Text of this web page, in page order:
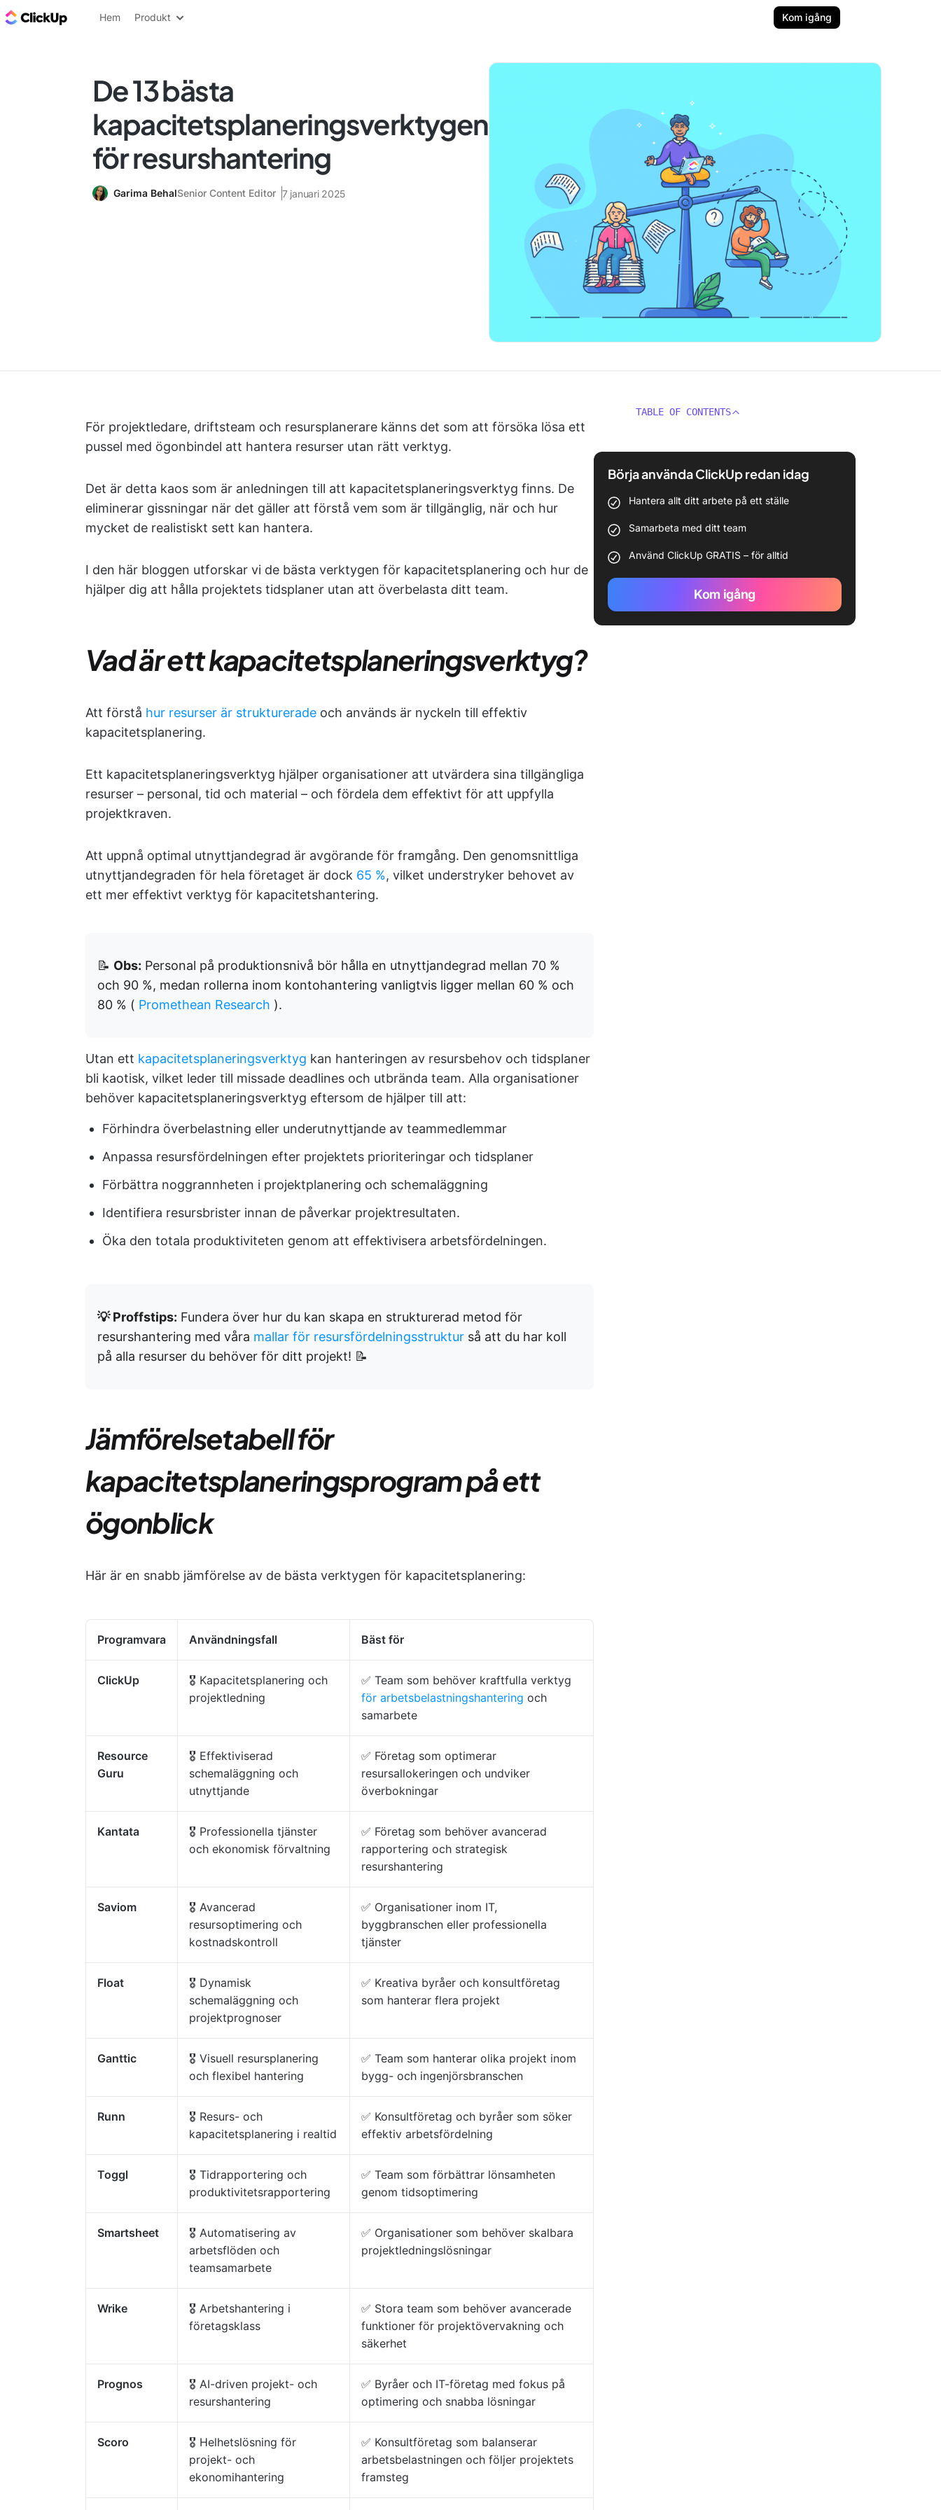
ClickUp-bloggen
Hem Produkt Kom igång
De 13 bästa
kapacitetsplaneringsverktygen
för resurshantering
Garima BehalSenior Content Editor 7 januari 2025
För projektledare, driftsteam och resursplanerare känns det som att försöka lösa ett
pussel med ögonbindel att hantera resurser utan rätt verktyg.
Det är detta kaos som är anledningen till att kapacitetsplaneringsverktyg finns. De
eliminerar gissningar när det gäller att förstå vem som är tillgänglig, när och hur
mycket de realistiskt sett kan hantera.
I den här bloggen utforskar vi de bästa verktygen för kapacitetsplanering och hur de
hjälper dig att hålla projektets tidsplaner utan att överbelasta ditt team.
Vad är ett kapacitetsplaneringsverktyg?
Att förstå hur resurser är strukturerade och används är nyckeln till effektiv
kapacitetsplanering.
Ett kapacitetsplaneringsverktyg hjälper organisationer att utvärdera sina tillgängliga
resurser – personal, tid och material – och fördela dem effektivt för att uppfylla
projektkraven.
Att uppnå optimal utnyttjandegrad är avgörande för framgång. Den genomsnittliga
utnyttjandegraden för hela företaget är dock 65 %, vilket understryker behovet av
ett mer effektivt verktyg för kapacitetshantering.
📝 Obs: Personal på produktionsnivå bör hålla en utnyttjandegrad mellan 70 %
och 90 %, medan rollerna inom kontohantering vanligtvis ligger mellan 60 % och
80 % ( Promethean Research ).
Utan ett kapacitetsplaneringsverktyg kan hanteringen av resursbehov och tidsplaner
bli kaotisk, vilket leder till missade deadlines och utbrända team. Alla organisationer
behöver kapacitetsplaneringsverktyg eftersom de hjälper till att:
Förhindra överbelastning eller underutnyttjande av teammedlemmar
Anpassa resursfördelningen efter projektets prioriteringar och tidsplaner
Förbättra noggrannheten i projektplanering och schemaläggning
Identifiera resursbrister innan de påverkar projektresultaten.
Öka den totala produktiviteten genom att effektivisera arbetsfördelningen.
💡 Proffstips: Fundera över hur du kan skapa en strukturerad metod för
resurshantering med våra mallar för resursfördelningsstruktur så att du har koll
på alla resurser du behöver för ditt projekt! 📝
Jämförelsetabell för
kapacitetsplaneringsprogram på ett
ögonblick
Här är en snabb jämförelse av de bästa verktygen för kapacitetsplanering:
Programvara Användningsfall Bäst för
ClickUp
🎖️ Kapacitetsplanering och
projektledning
✅ Team som behöver kraftfulla verktyg
för arbetsbelastningshantering och
samarbete
Resource
Guru
🎖️ Effektiviserad
schemaläggning och
utnyttjande
✅ Företag som optimerar
resursallokeringen och undviker
överbokningar
Kantata
🎖️ Professionella tjänster
och ekonomisk förvaltning
✅ Företag som behöver avancerad
rapportering och strategisk
resurshantering
Saviom
🎖️ Avancerad
resursoptimering och
kostnadskontroll
✅ Organisationer inom IT,
byggbranschen eller professionella
tjänster
Float
🎖️ Dynamisk
schemaläggning och
projektprognoser
✅ Kreativa byråer och konsultföretag
som hanterar flera projekt
Ganttic
🎖️ Visuell resursplanering
och flexibel hantering
✅ Team som hanterar olika projekt inom
bygg- och ingenjörsbranschen
Runn
🎖️ Resurs- och
kapacitetsplanering i realtid
✅ Konsultföretag och byråer som söker
effektiv arbetsfördelning
Toggl
🎖️ Tidrapportering och
produktivitetsrapportering
✅ Team som förbättrar lönsamheten
genom tidsoptimering
Smartsheet
🎖️ Automatisering av
arbetsflöden och
teamsamarbete
✅ Organisationer som behöver skalbara
projektledningslösningar
Wrike
🎖️ Arbetshantering i
företagsklass
✅ Stora team som behöver avancerade
funktioner för projektövervakning och
säkerhet
Prognos
🎖️ AI-driven projekt- och
resurshantering
✅ Byråer och IT-företag med fokus på
optimering och snabba lösningar
Scoro
🎖️ Helhetslösning för
projekt- och
ekonomihantering
✅ Konsultföretag som balanserar
arbetsbelastningen och följer projektets
framsteg
TABLE OF CONTENTS
Börja använda ClickUp redan idag
Hantera allt ditt arbete på ett ställe
Samarbeta med ditt team
Använd ClickUp GRATIS – för alltid
Kom igång